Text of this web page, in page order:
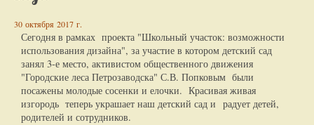
30 октября 2017 г.
Сегодня в рамках проекта "Школьный участок: возможности
использования дизайна", за участие в котором детский сад
занял 3-е место, активистом общественного движения
"Городские леса Петрозаводска" С.В. Попковым были
посажены молодые сосенки и елочки. Красивая живая
изгородь теперь украшает наш детский сад и радует детей,
родителей и сотрудников.